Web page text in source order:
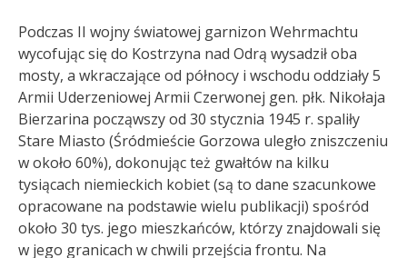
Podczas II wojny światowej garnizon Wehrmachtu
wycofując się do Kostrzyna nad Odrą wysadził oba
mosty, a wkraczające od północy i wschodu oddziały 5
Armii Uderzeniowej Armii Czerwonej gen. płk. Nikołaja
Bierzarina począwszy od 30 stycznia 1945 r. spaliły
Stare Miasto (Śródmieście Gorzowa uległo zniszczeniu
w około 60%), dokonując też gwałtów na kilku
tysiącach niemieckich kobiet (są to dane szacunkowe
opracowane na podstawie wielu publikacji) spośród
około 30 tys. jego mieszkańców, którzy znajdowali się
w jego granicach w chwili przejścia frontu. Na